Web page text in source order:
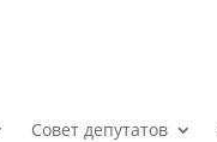
Совет депутатов